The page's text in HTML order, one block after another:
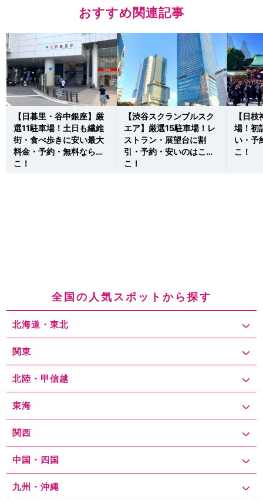
おすすめ関連記事
【日暮里・谷中銀座】厳
選11駐車場！土日も繊維
街・食べ歩きに安い最大
料金・予約・無料ならこ
こ！
【渋谷スクランブルスク
エア】厳選15駐車場！レ
ストラン・展望台に割
引・予約・安いのはこ
こ！
【日
場！初
い・予
こ！
全国の人気スポットから探す
北海道・東北
関東
北陸・甲信越
東海
関西
中国・四国
九州・沖縄